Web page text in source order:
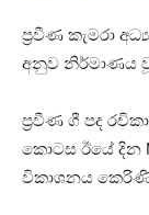
ප්‍රවීණ කැමරා
අනුව නිර්මාණය වූ
ප්‍රවීණ ගී පද
කොටස ඊයේ දින
විකාශනය